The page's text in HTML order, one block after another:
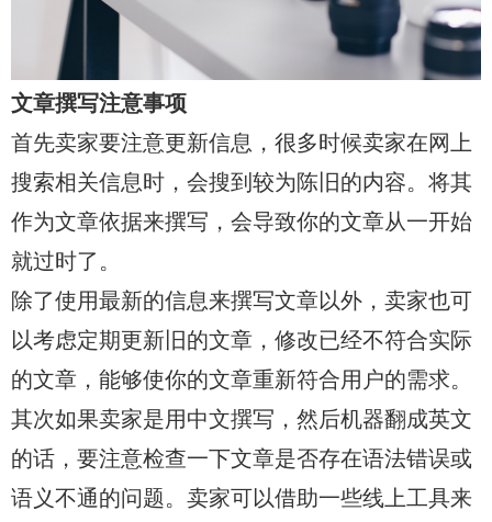
文章撰写注意事项
首先卖家要注意更新信息，很多时候卖家在网上
搜索相关信息时，会搜到较为陈旧的内容。将其
作为文章依据来撰写，会导致你的文章从一开始
就过时了。
除了使用最新的信息来撰写文章以外，卖家也可
以考虑定期更新旧的文章，修改已经不符合实际
的文章，能够使你的文章重新符合用户的需求。
其次如果卖家是用中文撰写，然后机器翻成英文
的话，要注意检查一下文章是否存在语法错误或
语义不通的问题。卖家可以借助一些线上工具来